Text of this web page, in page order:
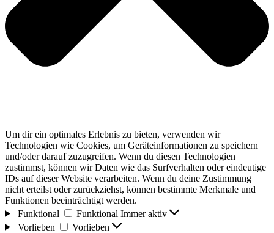
Um dir ein optimales Erlebnis zu bieten, verwenden wir
Technologien wie Cookies, um Geräteinformationen zu speichern
und/oder darauf zuzugreifen. Wenn du diesen Technologien
zustimmst, können wir Daten wie das Surfverhalten oder eindeutige
IDs auf dieser Website verarbeiten. Wenn du deine Zustimmung
nicht erteilst oder zurückziehst, können bestimmte Merkmale und
Funktionen beeinträchtigt werden.
Funktional
Funktional Immer aktiv
Vorlieben
Vorlieben